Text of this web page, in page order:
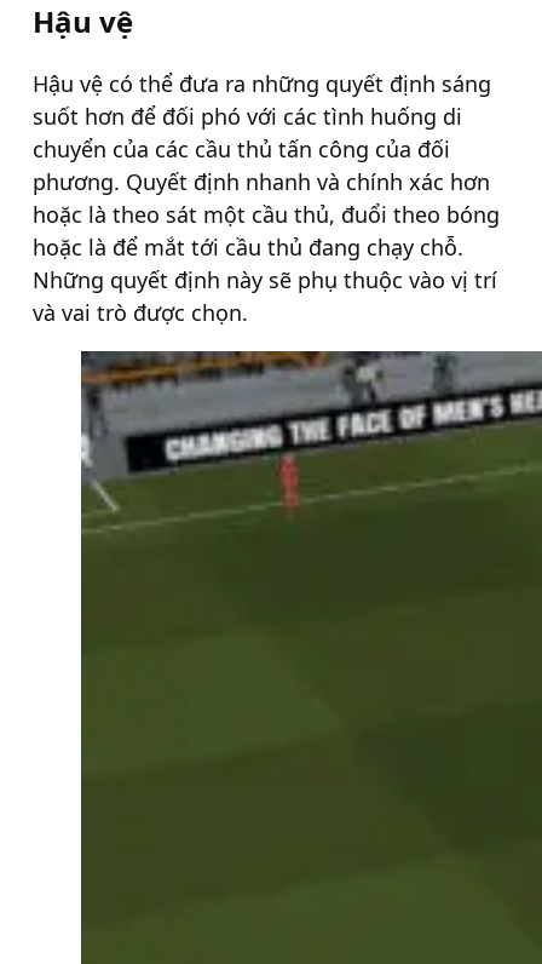
Hậu vệ
Hậu vệ có thể đưa ra những quyết định sáng
suốt hơn để đối phó với các tình huống di
chuyển của các cầu thủ tấn công của đối
phương. Quyết định nhanh và chính xác hơn
hoặc là theo sát một cầu thủ, đuổi theo bóng
hoặc là để mắt tới cầu thủ đang chạy chỗ.
Những quyết định này sẽ phụ thuộc vào vị trí
và vai trò được chọn.